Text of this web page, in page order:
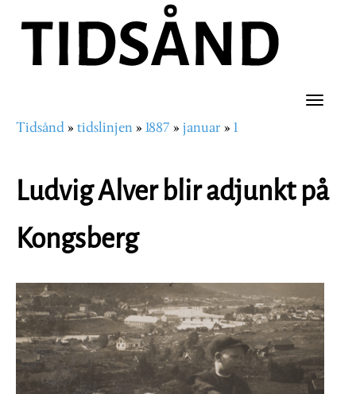
hovedinnhold
Toggle
Navigasjonssti
Tidsånd tidslinjen 1887 januar 1
Ludvig Alver blir adjunkt på
Kongsberg
Image